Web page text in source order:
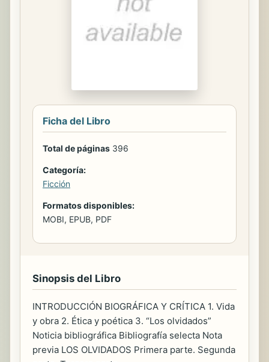
Ficha del Libro
Total de páginas 396
Categoría:
Ficción
Formatos disponibles:
MOBI, EPUB, PDF
Sinopsis del Libro
INTRODUCCIÓN BIOGRÁFICA Y CRÍTICA 1. Vida
y obra 2. Ética y poética 3. “Los olvidados”
Noticia bibliográfica Bibliografía selecta Nota
previa LOS OLVIDADOS Primera parte. Segunda